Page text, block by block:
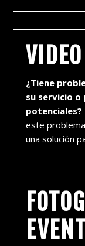
¿Tiene
su servicio o
potenciales?
este
una solución